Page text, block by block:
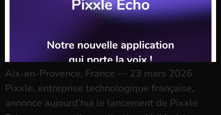
Aix-en-Provence, France — 23 mars 2026
Pixxle, entreprise technologique française,
annonce aujourd’hui le lancement de Pixxle